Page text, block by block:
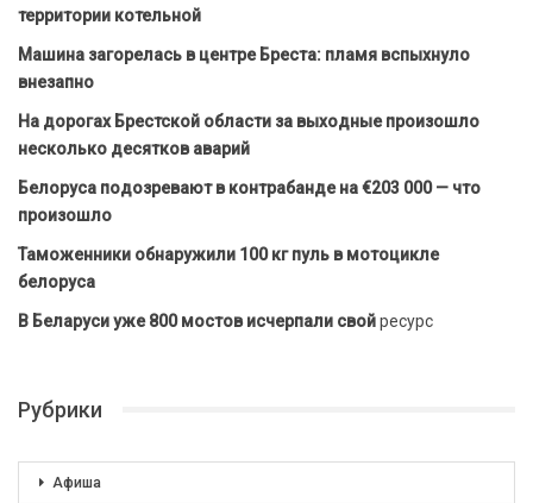
территории котельной
Машина загорелась в центре Бреста: пламя вспыхнуло
внезапно
На дорогах Брестской области за выходные произошло
несколько десятков аварий
Белоруса подозревают в контрабанде на €203 000 — что
произошло
Таможенники обнаружили 100 кг пуль в мотоцикле
белоруса
В Беларуси уже 800 мостов исчерпали свойресурс
Рубрики
Афиша